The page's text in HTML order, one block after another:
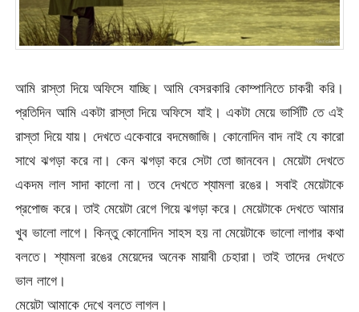
আমি রাস্তা দিয়ে অফিসে যাচ্ছি। আমি বেসরকারি কোম্পানিতে চাকরী করি।
প্রতিদিন আমি একটা রাস্তা দিয়ে অফিসে যাই। একটা মেয়ে ভার্সিটি তে এই
রাস্তা দিয়ে যায়। দেখতে একেবারে বদমেজাজি। কোনোদিন বাদ নাই যে কারো
সাথে ঝগড়া করে না। কেন ঝগড়া করে সেটা তো জানবেন। মেয়েটা দেখতে
একদম লাল সাদা কালো না। তবে দেখতে শ্যামলা রঙের। সবাই মেয়েটাকে
প্রপোজ করে। তাই মেয়েটা রেগে গিয়ে ঝগড়া করে। মেয়েটাকে দেখতে আমার
খুব ভালো লাগে। কিন্তু কোনোদিন সাহস হয় না মেয়েটাকে ভালো লাগার কথা
বলতে। শ্যামলা রঙের মেয়েদের অনেক মায়াবী চেহারা। তাই তাদের দেখতে
ভাল লাগে।
মেয়েটা আমাকে দেখে বলতে লাগল।